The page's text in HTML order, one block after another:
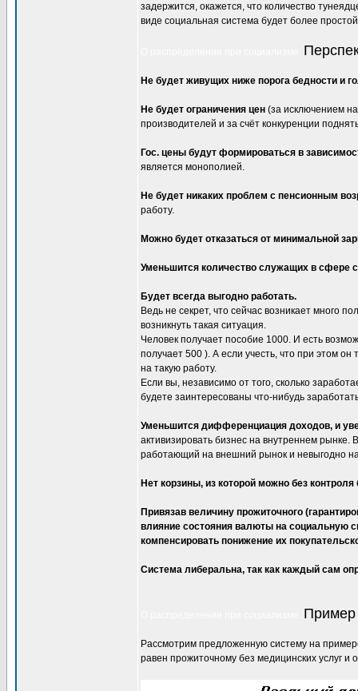
задержится, окажется, что количество
виде социальная система будет более
Не будет живущих ниже порога бедности и
Не будет ограничения цен (за исключением
производителей и за счёт конкуренции
Гос. цены будут формироваться в
является монополией.
Не будет никаких проблем с пенсионным
работу.
Можно будет отказаться от минимальной
Уменьшится количество служащих в сфере
Будет всегда выгодно работать.
Ведь не секрет, что сейчас возникает много
возникнуть такая ситуация.
Человек получает пособие 1000. И есть
получает 500 ). А если учесть, что при этом он
на такую работу.
Если вы, независимо от того, сколько
будете заинтересованы что-нибудь
Уменьшится дифференциация доходов, и
активизировать бизнес на внутреннем рынке.
работающий на внешний рынок и невыгодно
Нет корзины, из которой можно без контроля
Привязав величину прожиточного
влияние состояния валюты на социальную
компенсировать понижение их
Система либеральна, так как каждый сам
Пример
Paссмотрим предложенную систему на
равен прожиточному без медицинских услуг и